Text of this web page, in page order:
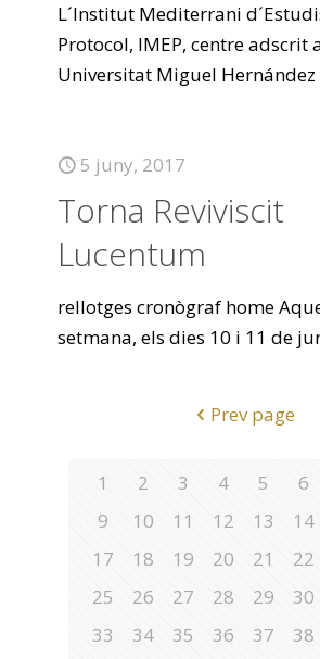
L´Institut Mediterrani
Protocol, IMEP, centre adscrit
Universitat Miguel Hernández
5 juny, 2017
Torna Reviviscit
Lucentum
rellotges cronògraf home
setmana, els dies 10 i 11 de
Prev page
1 2 3 4 5 6
9
10 11 12 13 14
17
18 19 20 21 22
25
26 27 28 29 30
33
34 35 36 37 38